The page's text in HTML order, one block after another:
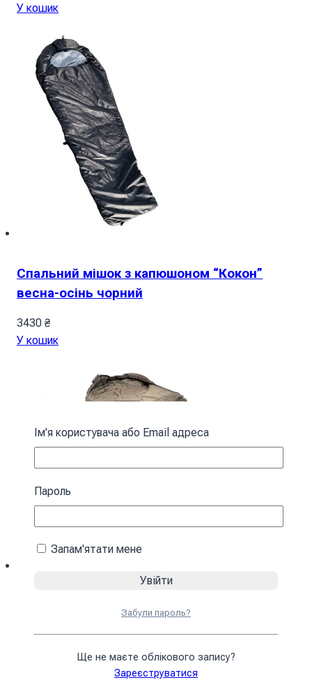
У кошик
Спальний мішок з капюшоном “Кокон”
весна-осінь чорний
3430 ₴
У кошик
Спальний мішок з капюшоном “Кокон”
Ім'я користувача або Email адреса
Пароль
Запам'ятати мене
Забули пароль?
Ще не маєте облікового запису?
Зареєструватися